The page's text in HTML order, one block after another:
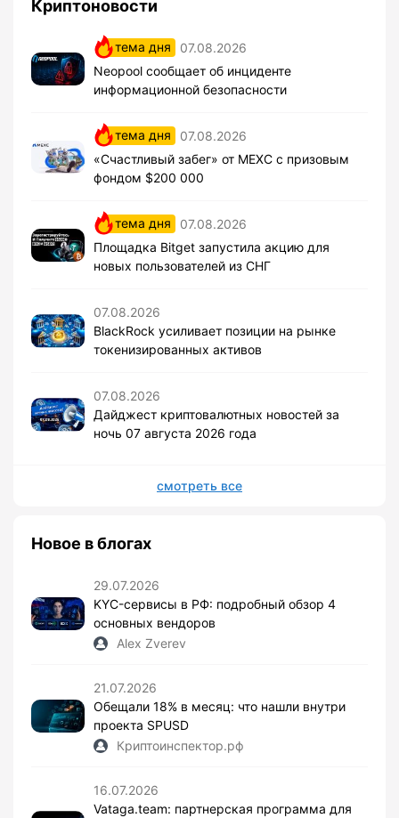
Криптоновости
тема дня
07.08.2026
Neopool сообщает об инциденте
информационной безопасности
тема дня
07.08.2026
«Счастливый забег» от MEXC с призовым
фондом $200 000
тема дня
07.08.2026
Площадка Bitget запустила акцию для
новых пользователей из СНГ
07.08.2026
BlackRock усиливает позиции на рынке
токенизированных активов
07.08.2026
Дайджест криптовалютных новостей за
ночь 07 августа 2026 года
смотреть все
Новое в блогах
29.07.2026
KYC-сервисы в РФ: подробный обзор 4
основных вендоров
Alex Zverev
21.07.2026
Обещали 18% в месяц: что нашли внутри
проекта SPUSD
Криптоинспектор.рф
16.07.2026
Vataga.team: партнерская программа для